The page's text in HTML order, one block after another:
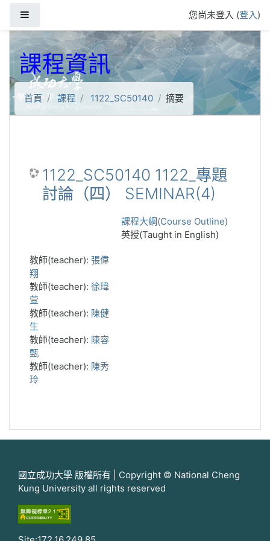
您尚未登入 (登入)
課程資訊
首頁 課程 1122_SC50140 摘要
1122_SC50140 1122_專題
討論（四） SEMINAR(4)
課程大綱(Course Outline)
英授(Taught in English)
教師(teacher): 張偉
翔
教師(teacher): 徐瑋
萱
教師(teacher): 陳健
生
教師(teacher): 陳容
甄
教師(teacher): 陳秀
玲
國立成功大學 版權所有 | Copyright © National Cheng
Kung University all rights reserved